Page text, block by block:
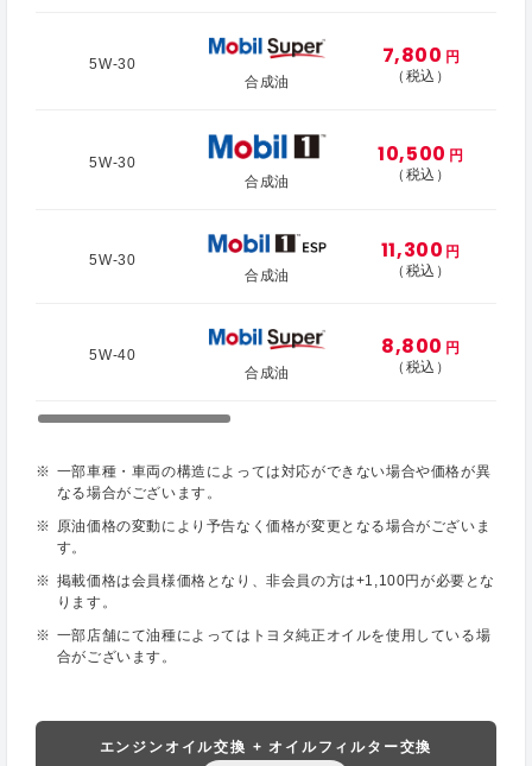
5W-30
合成油
7,800 円
（税込）
5W-30
合成油
10,500 円
（税込）
5W-30
合成油
11,300 円
（税込）
5W-40
合成油
8,800 円
（税込）
一部車種・車両の構造によっては対応ができない場合や価格が異
なる場合がございます。
原油価格の変動により予告なく価格が変更となる場合がございま
す。
掲載価格は会員様価格となり、非会員の方は+1,100円が必要とな
ります。
一部店舗にて油種によってはトヨタ純正オイルを使用している場
合がございます。
エンジンオイル交換 + オイルフィルター交換